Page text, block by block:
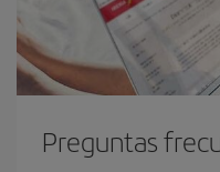
Preguntas